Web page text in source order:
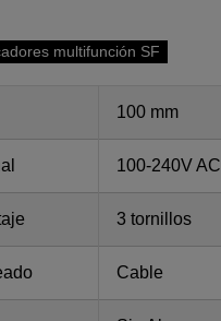
multifunción SF
100 mm
100-240V AC
3 tornillos
Cable